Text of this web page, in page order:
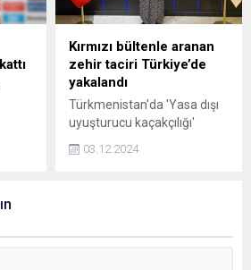
dayanan bilgi birikimi ve
tecrübesiyle hastalarına
hizmet vermeye devam
ediyor. Mesleki disiplini,
hasta odaklı yaklaşımı ve
akademik çalışmalarıyla
dikkat çeken Özyazgan,
alanında...
Kırmızı bültenle aranan
zehir taciri Türkiye’de
yakalandı
Türkmenistan'da 'Yasa dışı
uyuşturucu kaçakçılığı'
suçundan kırmızı bültenle
aranan Aynabat Yegenova,
03.12.2024